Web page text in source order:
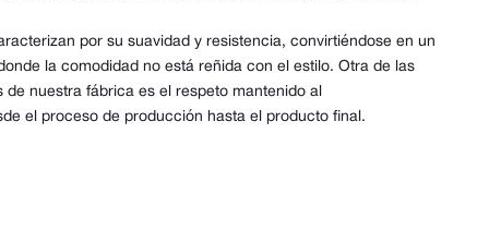
por su suavidad y resistencia, convirtiéndose en un
la comodidad no está reñida con el estilo. Otra de las
de nuestra fábrica es el respeto mantenido al
el proceso de producción hasta el producto final.